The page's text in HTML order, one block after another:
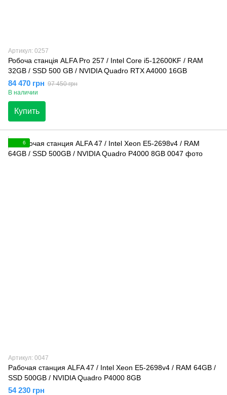
Артикул: 0257
Робоча станція ALFA Pro 257 / Intel Core i5-12600KF / RAM
32GB / SSD 500 GB / NVIDIA Quadro RTX A4000 16GB
84 470 грн 97 450 грн
В наличии
Купить
6
Артикул: 0047
Рабочая станция ALFA 47 / Intel Xeon E5-2698v4 / RAM 64GB /
SSD 500GB / NVIDIA Quadro P4000 8GB
54 230 грн